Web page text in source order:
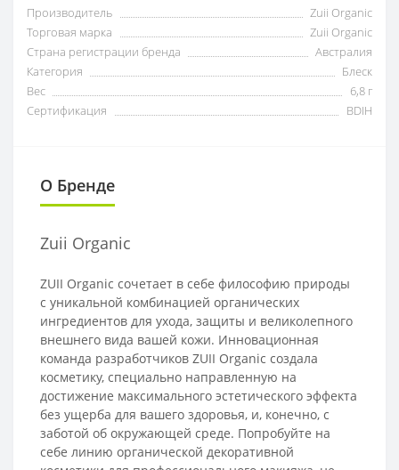
Производитель
Zuii Organic
Торговая марка
Zuii Organic
Страна регистрации бренда
Австралия
Категория
Блеск
Вес
6,8 г
Сертификация
BDIH
О Бренде
Zuii Organic
ZUII Organic сочетает в себе философию природы
с уникальной комбинацией органических
ингредиентов для ухода, защиты и великолепного
внешнего вида вашей кожи. Инновационная
команда разработчиков ZUII Organic создала
косметику, специально направленную на
достижение максимального эстетического эффекта
без ущерба для вашего здоровья, и, конечно, с
заботой об окружающей среде. Попробуйте на
себе линию органической декоративной